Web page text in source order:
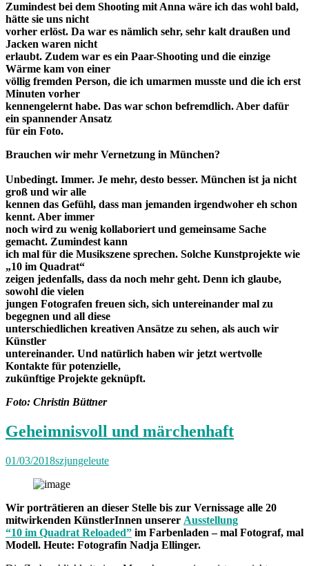
Zumindest bei dem Shooting mit Anna wäre ich das wohl bald,
hätte sie uns nicht
vorher erlöst. Da war es nämlich sehr, sehr kalt draußen und
Jacken waren nicht
erlaubt. Zudem war es ein Paar-Shooting und die einzige
Wärme kam von einer
völlig fremden Person, die ich umarmen musste und die ich erst
Minuten vorher
kennengelernt habe. Das war schon befremdlich. Aber dafür
ein spannender Ansatz
für ein Foto.
Brauchen wir mehr Vernetzung in München?
Unbedingt. Immer. Je mehr, desto besser. München ist ja nicht
groß und wir alle
kennen das Gefühl, dass man jemanden irgendwoher eh schon
kennt. Aber immer
noch wird zu wenig kollaboriert und gemeinsame Sache
gemacht. Zumindest kann
ich mal für die Musikszene sprechen. Solche Kunstprojekte wie
„10 im Quadrat“
zeigen jedenfalls, dass da noch mehr geht. Denn ich glaube,
sowohl die vielen
jungen Fotografen freuen sich, sich untereinander mal zu
begegnen und all diese
unterschiedlichen kreativen Ansätze zu sehen, als auch wir
Künstler
untereinander. Und natürlich haben wir jetzt wertvolle
Kontakte für potenzielle,
zukünftige Projekte geknüpft.
Foto: Christin Büttner
Geheimnisvoll und märchenhaft
01/03/2018szjungeleute
Wir porträtieren an dieser Stelle bis zur Vernissage alle 20
mitwirkenden KünstlerInnen unserer Ausstellung
“10 im Quadrat Reloaded” im Farbenladen – mal Fotograf, mal
Modell. Heute: Fotografin Nadja Ellinger.